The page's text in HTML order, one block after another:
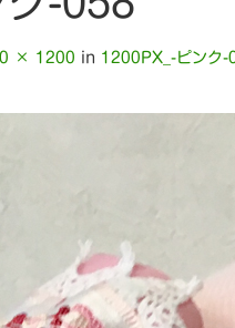
× 1200 in 1200PX_-ピンク-